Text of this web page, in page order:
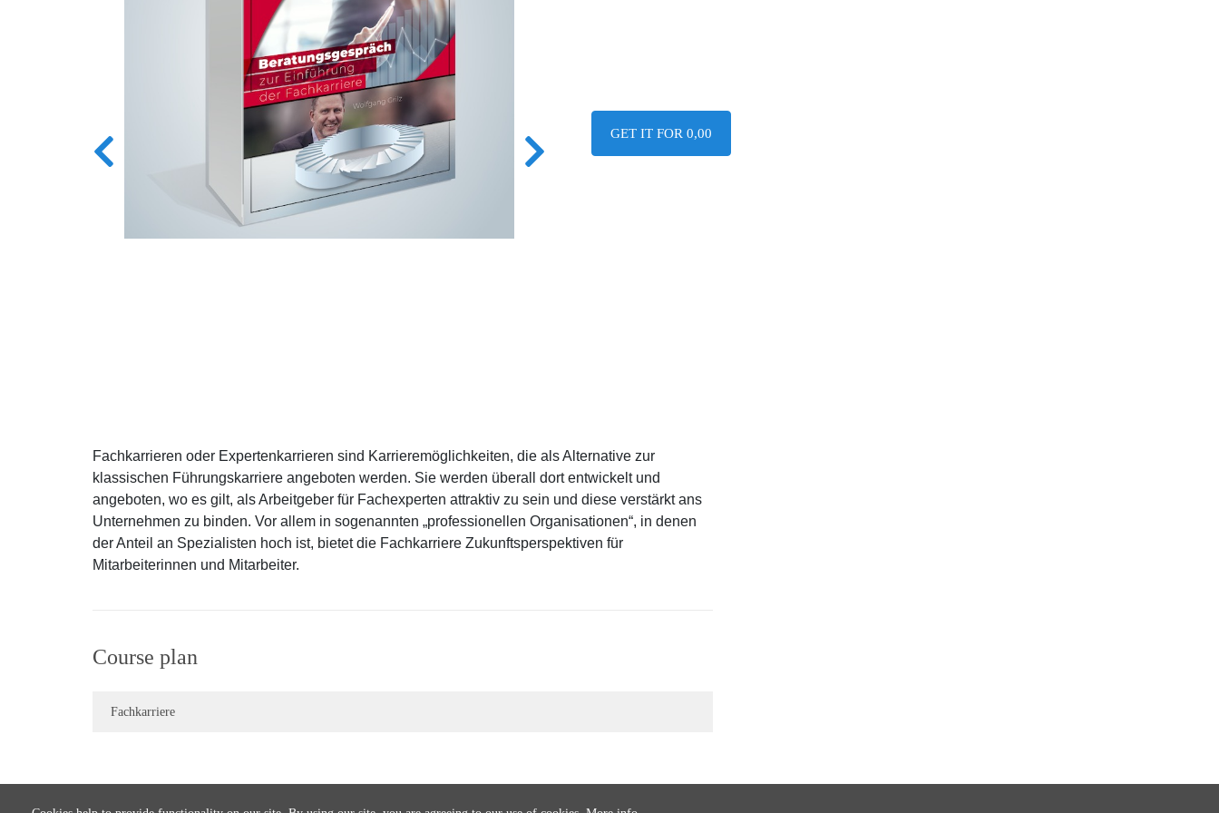
GET IT FOR 0,00
Fachkarrieren oder Expertenkarrieren sind Karrieremöglichkeiten, die als Alternative zur
klassischen Führungskarriere angeboten werden. Sie werden überall dort entwickelt und
angeboten, wo es gilt, als Arbeitgeber für Fachexperten attraktiv zu sein und diese verstärkt ans
Unternehmen zu binden. Vor allem in sogenannten „professionellen Organisationen“, in denen
der Anteil an Spezialisten hoch ist, bietet die Fachkarriere Zukunftsperspektiven für
Mitarbeiterinnen und Mitarbeiter.
Course plan
Fachkarriere